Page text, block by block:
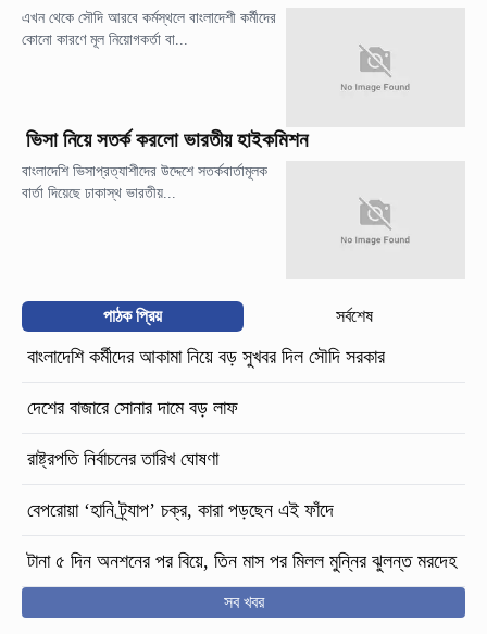
এখন থেকে সৌদি আরবে কর্মস্থলে বাংলাদেশী কর্মীদের
কোনো কারণে মূল নিয়োগকর্তা বা...
ভিসা নিয়ে সতর্ক করলো ভারতীয় হাইকমিশন
বাংলাদেশি ভিসাপ্রত্যাশীদের উদ্দেশে সতর্কবার্তামূলক
বার্তা দিয়েছে ঢাকাস্থ ভারতীয়...
পাঠক প্রিয় সর্বশেষ
বাংলাদেশি কর্মীদের আকামা নিয়ে বড় সুখবর দিল সৌদি সরকার
দেশের বাজারে সোনার দামে বড় লাফ
রাষ্ট্রপতি নির্বাচনের তারিখ ঘোষণা
বেপরোয়া ‘হানি ট্র্যাপ’ চক্র, কারা পড়ছেন এই ফাঁদে
টানা ৫ দিন অনশনের পর বিয়ে, তিন মাস পর মিলল মুন্নির ঝুলন্ত মরদেহ
সব খবর